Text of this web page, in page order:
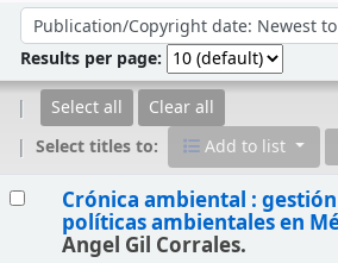
Sort by:
Results per page:
Select all
Clear all
Select titles to:
Add to list
Crónica ambiental :
políticas ambientales en
Angel Gil Corrales.